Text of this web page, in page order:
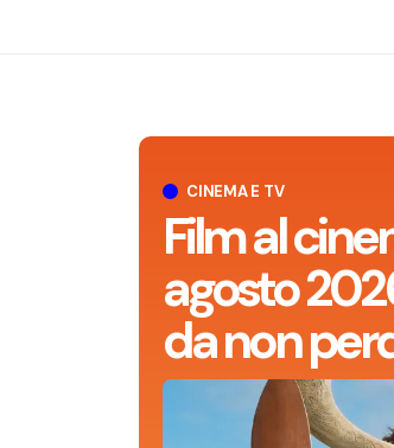
CINEMA E TV
Film al
agosto
da non